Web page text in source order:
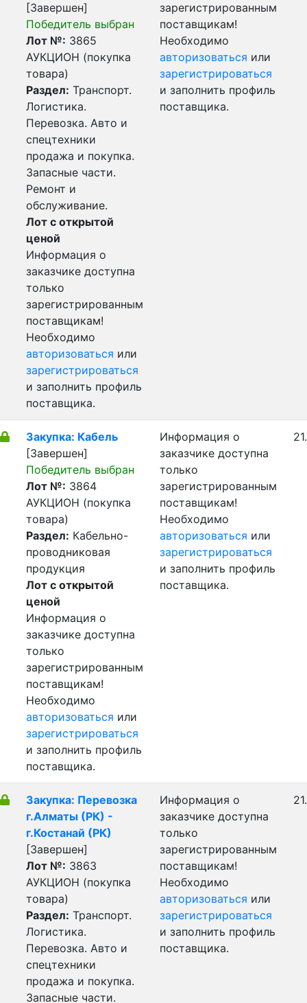
[Завершен]
Победитель выбран
Лот №: 3865
АУКЦИОН (покупка
товара)
Раздел: Транспорт.
Логистика.
Перевозка. Авто и
спецтехники
продажа и покупка.
Запасные части.
Ремонт и
обслуживание.
Лот с открытой
ценой
Информация о
заказчике доступна
только
зарегистрированным
поставщикам!
Необходимо
авторизоваться или
зарегистрироваться
и заполнить профиль
поставщика.
зарегистрированным
поставщикам!
Необходимо
авторизоваться или
зарегистрироваться
и заполнить профиль
поставщика.
Закупка: Кабель
[Завершен]
Победитель выбран
Лот №: 3864
АУКЦИОН (покупка
товара)
Раздел: Кабельно-
проводниковая
продукция
Лот с открытой
ценой
Информация о
заказчике доступна
только
зарегистрированным
поставщикам!
Необходимо
авторизоваться или
зарегистрироваться
и заполнить профиль
поставщика.
Информация о
заказчике доступна
только
зарегистрированным
поставщикам!
Необходимо
авторизоваться или
зарегистрироваться
и заполнить профиль
поставщика.
Закупка: Перевозка
г.Алматы (РК) -
г.Костанай (РК)
[Завершен]
Лот №: 3863
АУКЦИОН (покупка
товара)
Раздел: Транспорт.
Логистика.
Перевозка. Авто и
спецтехники
продажа и покупка.
Запасные части.
Информация о
заказчике доступна
только
зарегистрированным
поставщикам!
Необходимо
авторизоваться или
зарегистрироваться
и заполнить профиль
поставщика.